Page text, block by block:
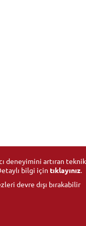
deneyimini artıran teknik
bilgi için tıklayınız.
devre dışı bırakabilir
hakları saklıdır.